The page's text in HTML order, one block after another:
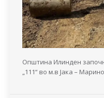
Општина Илинден
„111“ во м.в Јака – Марино